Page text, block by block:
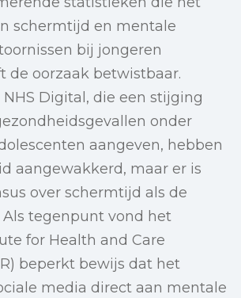
schermtijd en mentale
bij jongeren
de oorzaak betwistbaar.
Digital, die een stijging
onder
aangeven, hebben
aangewakkerd, maar er is
over schermtijd als de
Als tegenpunt vond het
for Health and Care
beperkt bewijs dat het
media direct aan mentale